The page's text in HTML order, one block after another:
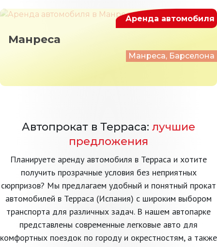
Манреса
Манреса, Барселона
Аренда автомобиля
Автопрокат в Терраса: лучшие
предложения
Планируете аренду автомобиля в Терраса и хотите
получить прозрачные условия без неприятных
сюрпризов? Мы предлагаем удобный и понятный прокат
автомобилей в Терраса (Испания) с широким выбором
транспорта для различных задач. В нашем автопарке
представлены современные легковые авто для
комфортных поездок по городу и окрестностям, а также